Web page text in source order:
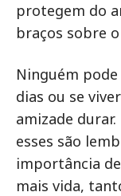
protegem do
braços sobre
Ninguém
dias ou se
amizade
esses são
importância
mais vida,